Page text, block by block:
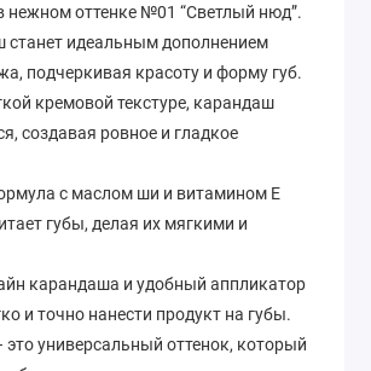
нежном оттенке №01 “Светлый нюд”.
станет идеальным дополнением
подчеркивая красоту и форму губ.
кремовой текстуре, карандаш
создавая ровное и гладкое
с маслом ши и витамином Е
губы, делая их мягкими и
карандаша и удобный аппликатор
и точно нанести продукт на губы.
универсальный оттенок, который